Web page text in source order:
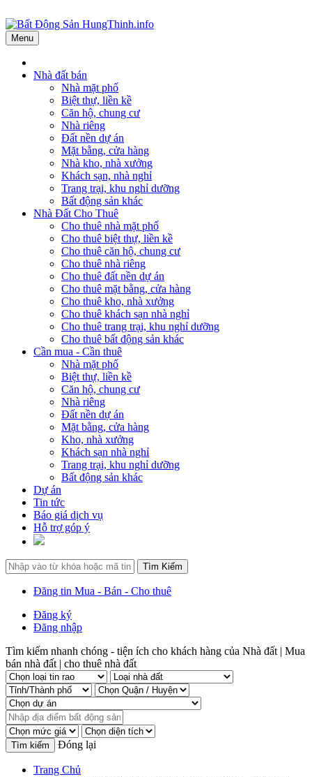
Menu
Nhà đất bán
Nhà mặt phố
Biệt thự, liền kề
Căn hộ, chung cư
Nhà riêng
Đất nền dự án
Mặt bằng, cửa hàng
Nhà kho, nhà xưởng
Khách sạn, nhà nghỉ
Trang trại, khu nghỉ dưỡng
Bất động sản khác
Nhà Đất Cho Thuê
Cho thuê nhà mặt phố
Cho thuê biệt thự, liền kề
Cho thuê căn hộ, chung cư
Cho thuê nhà riêng
Cho thuê đất nền dự án
Cho thuê mặt bằng, cửa hàng
Cho thuê kho, nhà xưởng
Cho thuê khách sạn nhà nghỉ
Cho thuê trang trại, khu nghỉ dưỡng
Cho thuê bất động sản khác
Cần mua - Cần thuê
Nhà mặt phố
Biệt thự, liền kề
Căn hộ, chung cư
Nhà riêng
Đất nền dự án
Mặt bằng, cửa hàng
Kho, nhà xưởng
Khách sạn nhà nghỉ
Trang trại, khu nghỉ dưỡng
Bất động sản khác
Dự án
Tin tức
Báo giá dịch vụ
Hỗ trợ góp ý
Đăng tin Mua - Bán - Cho thuê
Đăng ký
Đăng nhập
Tìm kiếm nhanh chóng - tiện ích cho khách hàng của Nhà đất | Mua
bán nhà đất | cho thuê nhà đất
Đóng lại
Trang Chủ